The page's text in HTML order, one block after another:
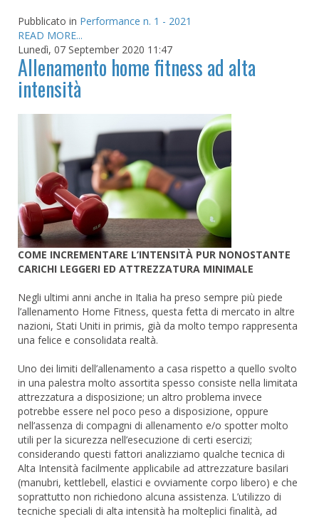
Pubblicato in Performance n. 1 - 2021
READ MORE...
Lunedì, 07 September 2020 11:47
Allenamento home fitness ad alta
intensità
COME INCREMENTARE L’INTENSITÀ PUR NONOSTANTE
CARICHI LEGGERI ED ATTREZZATURA MINIMALE
Negli ultimi anni anche in Italia ha preso sempre più piede
l’allenamento Home Fitness, questa fetta di mercato in altre
nazioni, Stati Uniti in primis, già da molto tempo rappresenta
una felice e consolidata realtà.
Uno dei limiti dell’allenamento a casa rispetto a quello svolto
in una palestra molto assortita spesso consiste nella limitata
attrezzatura a disposizione; un altro problema invece
potrebbe essere nel poco peso a disposizione, oppure
nell’assenza di compagni di allenamento e/o spotter molto
utili per la sicurezza nell’esecuzione di certi esercizi;
considerando questi fattori analizziamo qualche tecnica di
Alta Intensità facilmente applicabile ad attrezzature basilari
(manubri, kettlebell, elastici e ovviamente corpo libero) e che
soprattutto non richiedono alcuna assistenza. L’utilizzo di
tecniche speciali di alta intensità ha molteplici finalità, ad